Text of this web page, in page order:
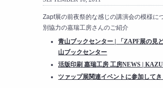
Zapf展の前夜祭的な感じの講演会の模様に
別協力の嘉瑞工房さんのご紹介
青山ブックセンター | 「ZAPF展の
山ブックセンター
活版印刷 嘉瑞工房 工房NEWS |
ツァップ展関連イベントに参加して